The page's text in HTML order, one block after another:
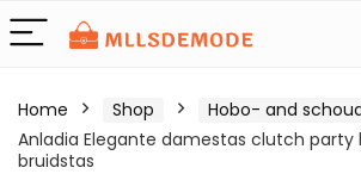
Home Shop
Hobo- and
Anladia Elegante damestas clutch
bruidstas